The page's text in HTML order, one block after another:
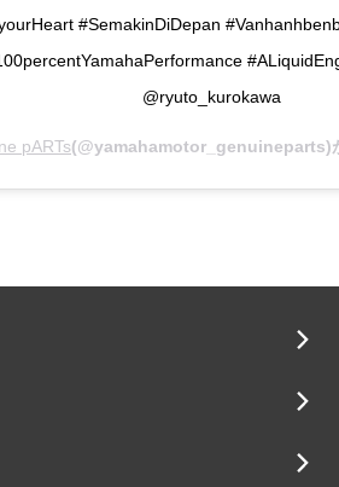
#SemakinDiDepan
@ryuto_kurokawa
pARTs(@yamahamotor_genuineparts)